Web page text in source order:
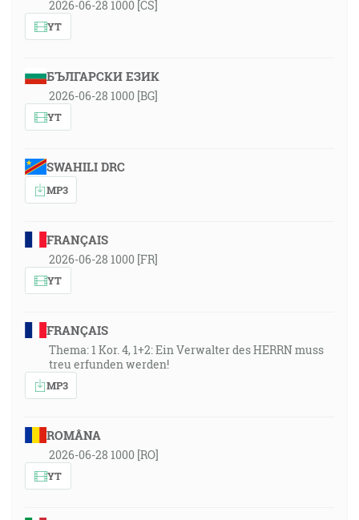
2026-06-28 1000 [CS]
YT
БЪЛГАРСКИ ЕЗИК
2026-06-28 1000 [BG]
YT
SWAHILI DRC
MP3
FRANÇAIS
2026-06-28 1000 [FR]
YT
FRANÇAIS
Thema: 1 Kor. 4, 1+2: Ein Verwalter des HERRN muss
treu erfunden werden!
MP3
ROMÂNA
2026-06-28 1000 [RO]
YT